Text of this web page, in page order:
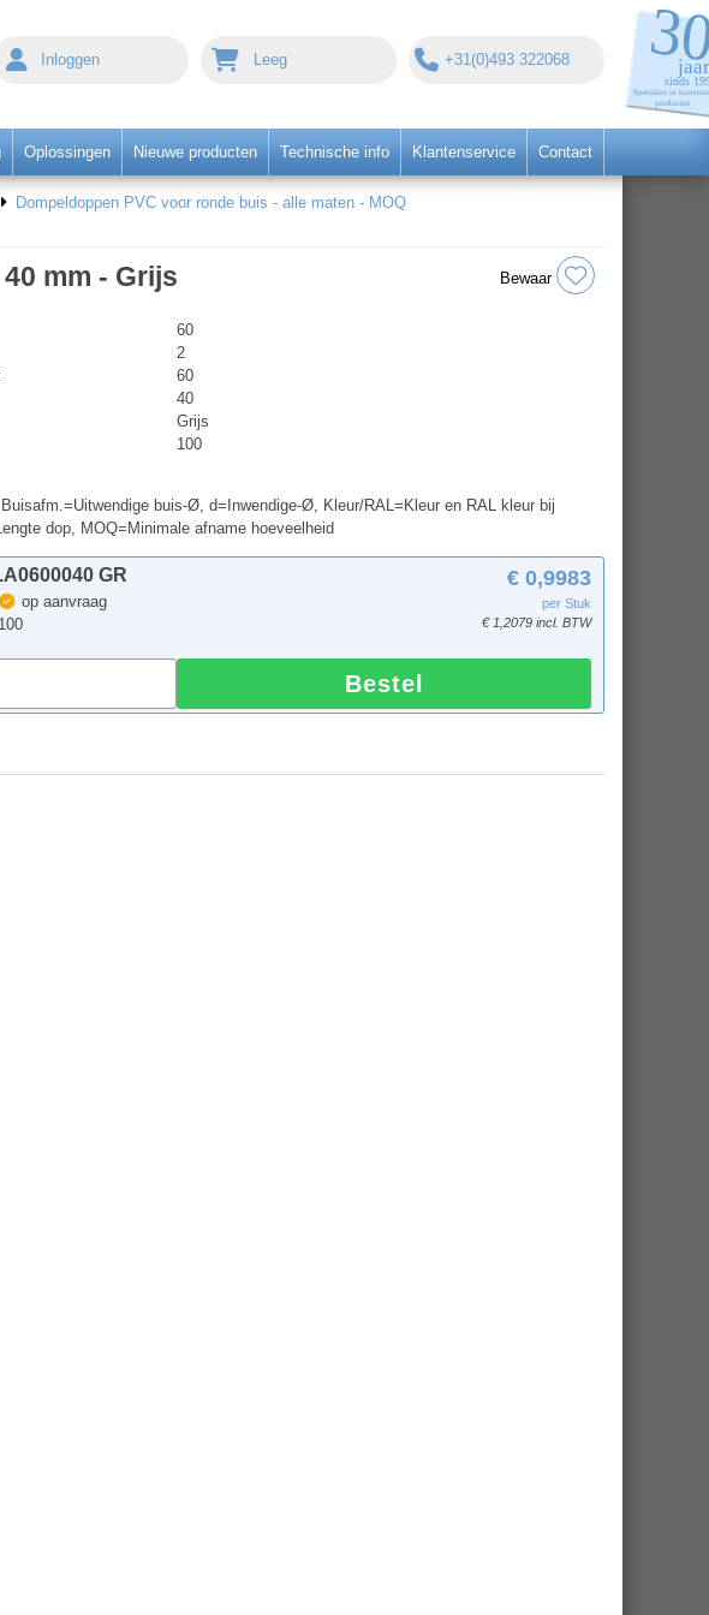
Inloggen Leeg +31(0)493 322068
Oplossingen Nieuwe producten Technische info Klantenservice Contact
Dompeldoppen PVC voor ronde buis - alle maten - MOQ
mm - Grijs Bewaar
60
2
60
40
Grijs
100
buis-Ø, d=Inwendige-Ø, Kleur/RAL=Kleur en RAL kleur bij
dop, MOQ=Minimale afname hoeveelheid
GR
op aanvraag
100
€ 0,9983
per Stuk
€ 1,2079 incl. BTW
Bestel